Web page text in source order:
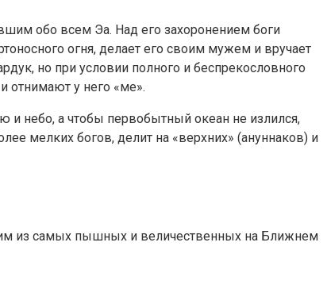
обо всем Эа. Над его захоронением боги
огня, делает его своим мужем и вручает
но при условии полного и беспрекословного
отнимают у него «ме».
и небо, а чтобы первобытный океан не излился,
мелких богов, делит на «верхних» (ануннаков) и
из самых пышных и величественных на Ближнем